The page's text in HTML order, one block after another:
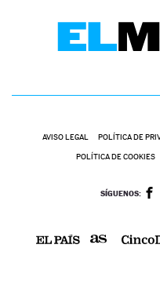
AVISO LEGAL POLÍTICA DE
POLÍTICA DE COOKIES
SÍGUENOS: